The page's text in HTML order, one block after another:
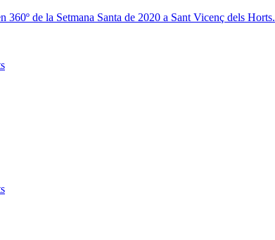
de la Setmana Santa de 2020 a Sant Vicenç dels Horts.